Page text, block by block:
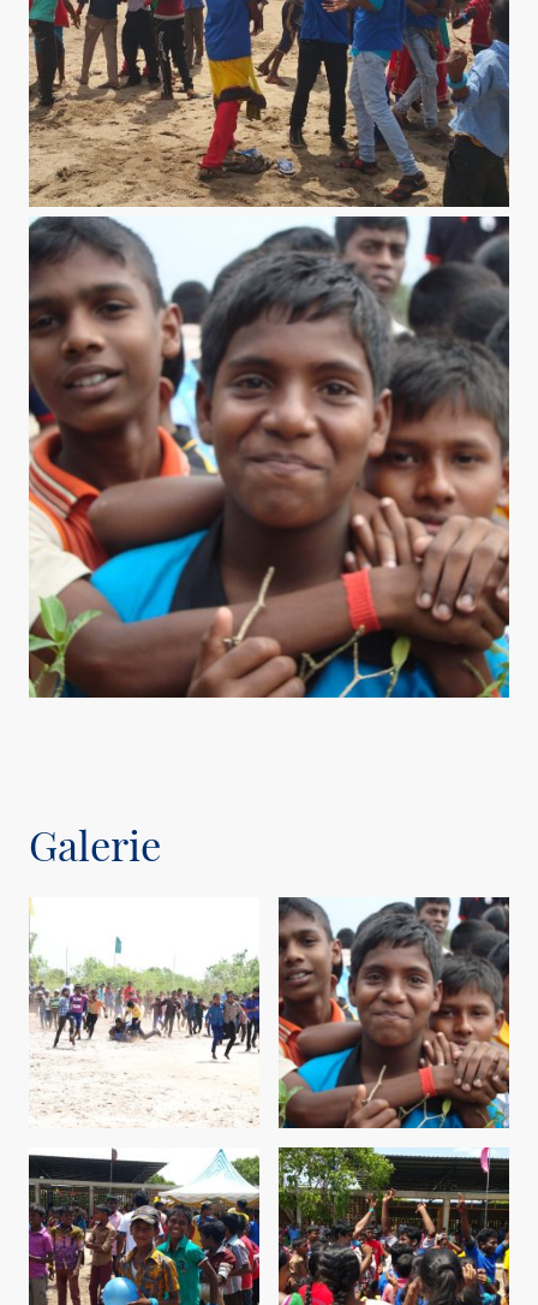
Galerie